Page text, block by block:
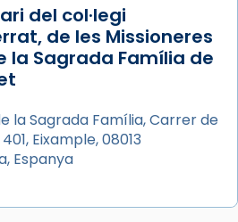
de tres hores. Després,
el 1972) al voltant
relíquies de les santes.
també un grup de
i ball propis. Festa
és calor, ves per les
del col·legi
de les Missioneres
la Sagrada Família de
la Sagrada Família, Carrer de
Eixample, 08013
Espanya